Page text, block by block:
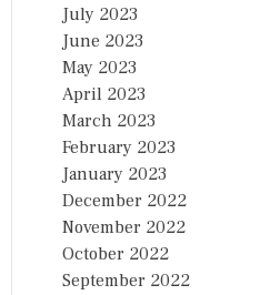
July 2023
June 2023
May 2023
April 2023
March 2023
February 2023
January 2023
December 2022
November 2022
October 2022
September 2022